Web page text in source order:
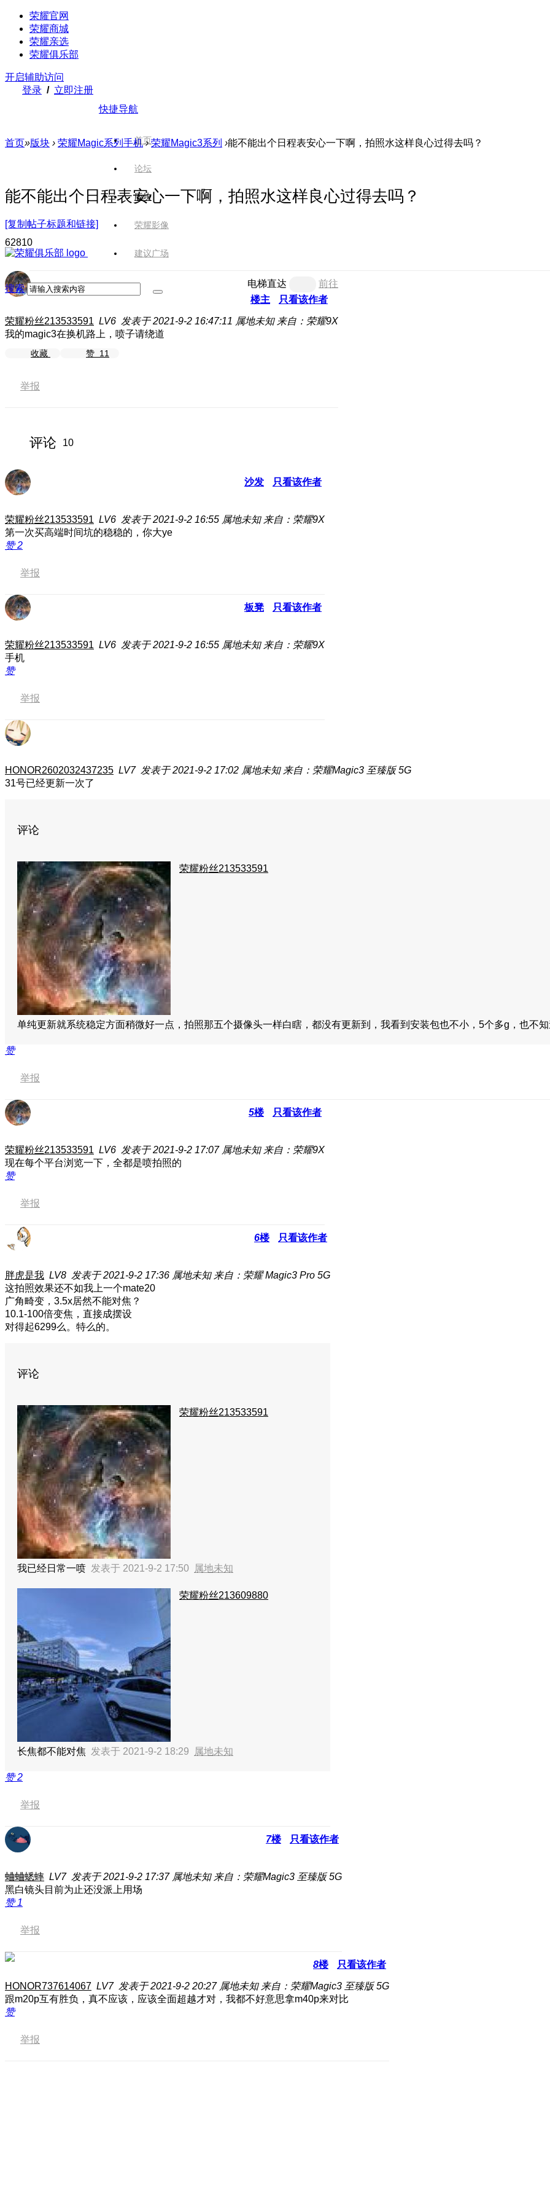
荣耀官网
荣耀商城
荣耀亲选
荣耀俱乐部
开启辅助访问
登录 / 立即注册
快捷导航
首页
论坛
版块
荣耀影像
建议广场
搜索
首页»版块 › 荣耀Magic系列手机 › 荣耀Magic3系列 ›能不能出个日程表安心一下啊，拍照水这样良心过得去吗？
能不能出个日程表安心一下啊，拍照水这样良心过得去吗？
[复制帖子标题和链接]
62810
电梯直达
前往
楼主
只看该作者
荣耀粉丝213533591 LV6 发表于 2021-9-2 16:47:11 属地未知 来自：荣耀9X
我的magic3在换机路上，喷子请绕道
收藏 赞 11
举报
评论 10
沙发 只看该作者
荣耀粉丝213533591 LV6 发表于 2021-9-2 16:55 属地未知 来自：荣耀9X
第一次买高端时间坑的稳稳的，你大ye
赞2
举报
板凳 只看该作者
荣耀粉丝213533591 LV6 发表于 2021-9-2 16:55 属地未知 来自：荣耀9X
手机
赞
举报
HONOR2602032437235 LV7 发表于 2021-9-2 17:02 属地未知 来自：荣耀Magic3 至臻版 5G
31号已经更新一次了
评论
荣耀粉丝213533591
单纯更新就系统稳定方面稍微好一点，拍照那五个摄像头一样白瞎，都没有更新到，我看到安装包也不小，5个多g，也不
赞
举报
5楼 只看该作者
荣耀粉丝213533591 LV6 发表于 2021-9-2 17:07 属地未知 来自：荣耀9X
现在每个平台浏览一下，全都是喷拍照的
赞
举报
6楼 只看该作者
胖虎是我 LV8 发表于 2021-9-2 17:36 属地未知 来自：荣耀 Magic3 Pro 5G
这拍照效果还不如我上一个mate20
广角畸变，3.5x居然不能对焦？
10.1-100倍变焦，直接成摆设
对得起6299么。特么的。
评论
荣耀粉丝213533591
我已经日常一喷 发表于 2021-9-2 17:50 属地未知
荣耀粉丝213609880
长焦都不能对焦 发表于 2021-9-2 18:29 属地未知
赞2
举报
7楼 只看该作者
蛐蛐蟋蟀 LV7 发表于 2021-9-2 17:37 属地未知 来自：荣耀Magic3 至臻版 5G
黑白镜头目前为止还没派上用场
赞1
举报
8楼 只看该作者
HONOR737614067 LV7 发表于 2021-9-2 20:27 属地未知 来自：荣耀Magic3 至臻版 5G
跟m20p互有胜负，真不应该，应该全面超越才对，我都不好意思拿m40p来对比
赞
举报